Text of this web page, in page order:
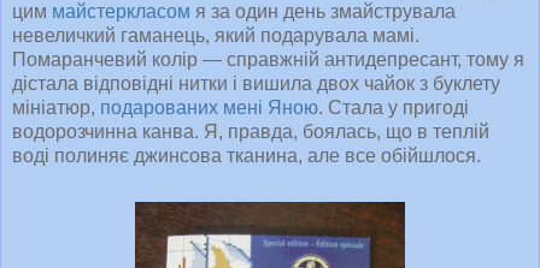
цим майстеркласом я за один день змайструвала
невеличкий гаманець, який подарувала мамі.
Помаранчевий колір — справжній антидепресант, тому я
дістала відповідні нитки і вишила двох чайок з буклету
мініатюр, подарованих мені Яною. Стала у пригоді
водорозчинна канва. Я, правда, боялась, що в теплій
воді полиняє джинсова тканина, але все обійшлося.